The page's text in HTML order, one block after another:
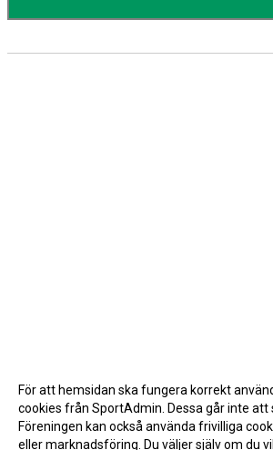
För att hemsidan ska fungera korrekt
cookies från SportAdmin. Dessa går inte att
Föreningen kan också använda frivilliga
eller marknadsföring. Du väljer själv om du